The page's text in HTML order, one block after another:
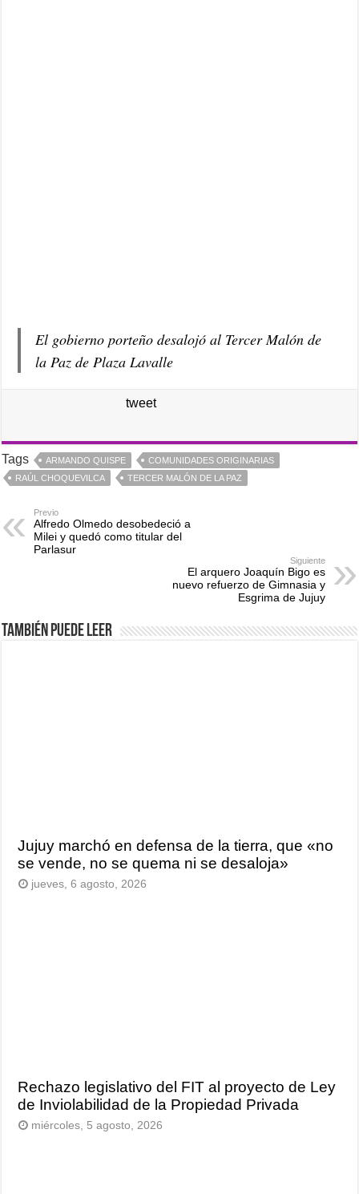
El gobierno porteño desalojó al Tercer Malón de
la Paz de Plaza Lavalle
tweet
Tags ARMANDO QUISPE
COMUNIDADES ORIGINARIAS
RAÚL CHOQUEVILCA
TERCER MALÓN DE LA PAZ
Previo
Alfredo Olmedo desobedeció a
Milei y quedó como titular del
Parlasur
Siguiente
El arquero Joaquín Bigo es
nuevo refuerzo de Gimnasia y
Esgrima de Jujuy
También puede leer
Jujuy marchó en defensa de la tierra, que «no
se vende, no se quema ni se desaloja»
jueves, 6 agosto, 2026
Rechazo legislativo del FIT al proyecto de Ley
de Inviolabilidad de la Propiedad Privada
miércoles, 5 agosto, 2026